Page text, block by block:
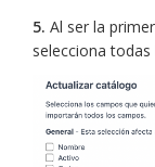
5. Al ser la
selecciona